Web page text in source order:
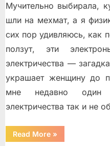
Мучительно выбирала,
шли на мехмат, а я
сих пор удивляюсь, как
ползут, эти
электричества —
украшает женщину до
мне недавно один
электричества так и не
Read More“27-
е
»